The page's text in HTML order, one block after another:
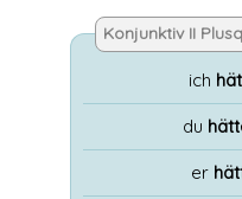
Konjunktiv II
ich
du
er